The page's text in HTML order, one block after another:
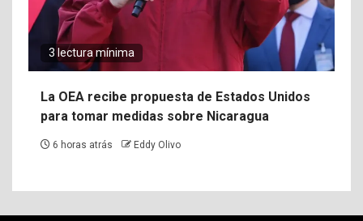
3 lectura mínima
La OEA recibe propuesta de Estados Unidos
para tomar medidas sobre Nicaragua
6 horas atrás Eddy Olivo